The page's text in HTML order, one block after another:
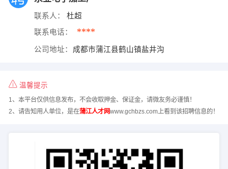
联系人： 杜超
联系电话： ****
公司地址： 成都市蒲江县鹤山镇盐井沟
温馨提示
1、本平台仅供信息发布，不会收取押金、保证金，请微友务必谨慎！
2、请告知用人单位，是在蒲江人才网www.gchbzs.com上看到该招聘信息的！